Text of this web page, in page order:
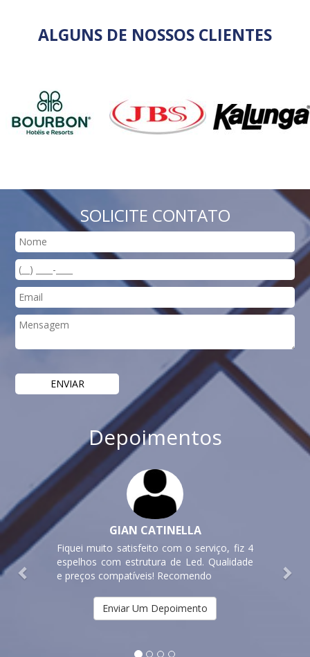
ALGUNS DE NOSSOS CLIENTES
SOLICITE CONTATO
Depoimentos
GIAN CATINELLA
Fiquei muito satisfeito com o serviço, fiz 4
espelhos com estrutura de Led. Qualidade
e preços compatíveis! Recomendo
Previous
Enviar Um Depoimento